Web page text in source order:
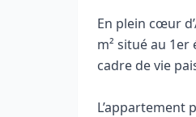
En plein cœur
m² situé au
cadre de vie
L’appartement